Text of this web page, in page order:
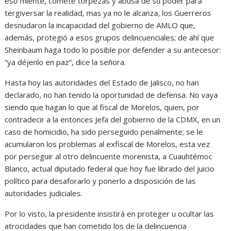
tergiversar la realidad, mas ya no le alcanza, los Guerreros
desnudaron la incapacidad del gobierno de AMLO que,
además, protegió a esos grupos delincuenciales; de ahí que
Sheinbaum haga todo lo posible por defender a su antecesor:
“ya déjenlo en paz”, dice la señora.
Hasta hoy las autoridades del Estado de Jalisco, no han
declarado, no han tenido la oportunidad de defensa. No vaya
siendo que hagan lo que al fiscal de Morelos, quien, por
contradecir a la entonces Jefa del gobierno de la CDMX, en un
caso de homicidio, ha sido perseguido penalmente; se le
acumularon los problemas al exfiscal de Morelos, esta vez
por perseguir al otro delincuente morenista, a Cuauhtémoc
Blanco, actual diputado federal que hoy fue librado del juicio
político para desaforarlo y ponerlo a disposición de las
autoridades judiciales.
Por lo visto, la presidente insistirá en proteger u ocultar las
atrocidades que han cometido los de la delincuencia